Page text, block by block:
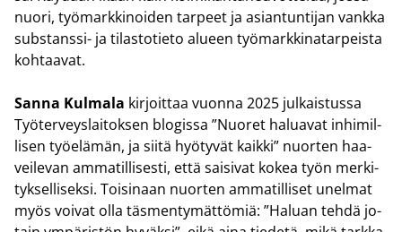
nuori, työ­mark­ki­noi­den tar­peet ja asian­tun­ti­jan vank­ka
substanssi-​ ja ti­las­to­tie­to alu­een työ­mark­ki­na­tar­peis­ta
koh­taa­vat.
Sanna Kul­ma­la kir­joit­taa vuon­na 2025 jul­kais­tus­sa
Työ­ter­veys­lai­tok­sen blo­gis­sa ”Nuo­ret ha­lua­vat in­hi­mil­
li­sen työ­elä­män, ja siitä hyö­ty­vät kaik­ki” nuor­ten haa­
vei­le­van am­ma­til­li­ses­ti, että sai­si­vat kokea työn mer­ki­
tyk­sel­li­sek­si. Toi­si­naan nuor­ten am­ma­til­li­set unel­mat
myös voi­vat olla täs­men­ty­mät­tö­miä: ”Ha­luan tehdä jo­